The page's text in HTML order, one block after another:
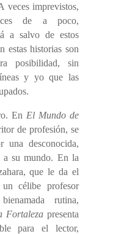
veces imprevistos,
de a poco,
a salvo de estos
estas historias son
posibilidad, sin
y yo que las
En El Mundo de
de profesión, se
una desconocida,
a su mundo. En la
que le da el
célibe profesor
rutina,
Fortaleza presenta
para el lector,